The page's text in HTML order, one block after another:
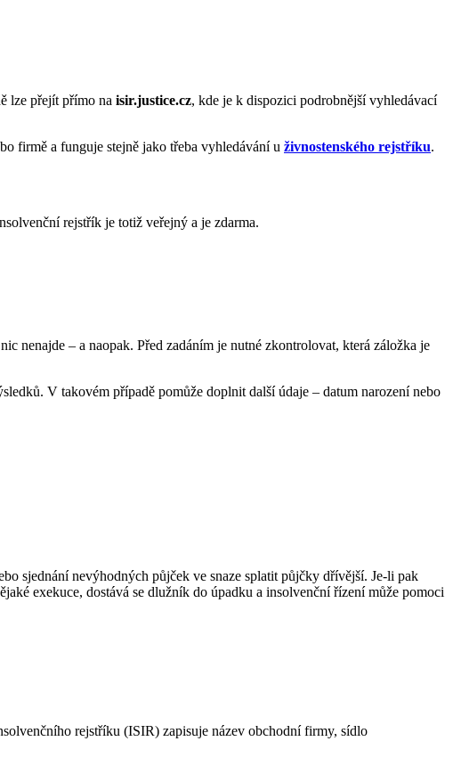
lze přejít přímo na isir.justice.cz, kde je k dispozici podrobnější vyhledávací
firmě a funguje stejně jako třeba vyhledávání u živnostenského rejstříku.
rejstřík je totiž veřejný a je zdarma.
nenajde – a naopak. Před zadáním je nutné zkontrolovat, která záložka je
V takovém případě pomůže doplnit další údaje – datum narození nebo
sjednání nevýhodných půjček ve snaze splatit půjčky dřívější. Je-li pak
exekuce, dostává se dlužník do úpadku a insolvenční řízení může pomoci
rejstříku (ISIR) zapisuje název obchodní firmy, sídlo